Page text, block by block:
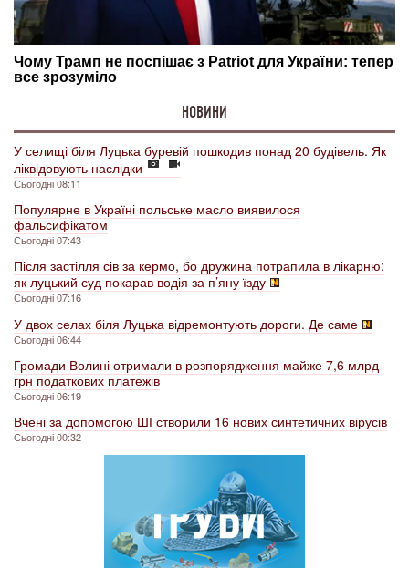
НОВИНИ
У селищі біля Луцька буревій пошкодив понад 20 будівель. Як
ліквідовують наслідки
Сьогодні 08:11
Популярне в Україні польське масло виявилося
фальсифікатом
Сьогодні 07:43
Після застілля сів за кермо, бо дружина потрапила в лікарню:
як луцький суд покарав водія за п’яну їзду
Сьогодні 07:16
У двох селах біля Луцька відремонтують дороги. Де саме
Сьогодні 06:44
Громади Волині отримали в розпорядження майже 7,6 млрд
грн податкових платежів
Сьогодні 06:19
Вчені за допомогою ШІ створили 16 нових синтетичних вірусів
Сьогодні 00:32